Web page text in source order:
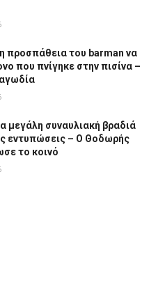
προσπάθεια του barman να
που πνίγηκε στην πισίνα –
μεγάλη συναυλιακή βραδιά
εντυπώσεις – Ο Θοδωρής
το κοινό